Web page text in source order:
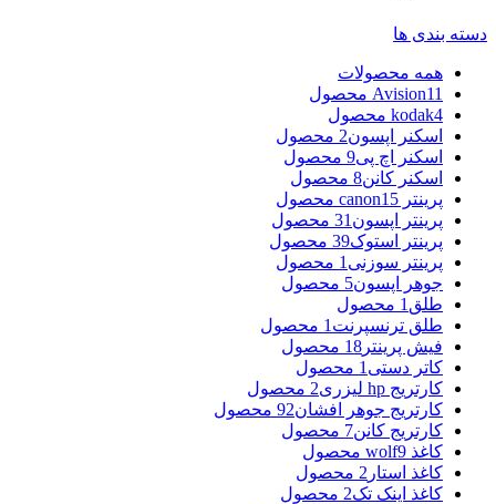
دسته بندی ها
همه محصولات
Avision11 محصول
kodak4 محصول
اسکنر اپسون2 محصول
اسکنر اچ پی9 محصول
اسکنر کانن8 محصول
پرینتر canon 15 محصول
پرینتر اپسون 31 محصول
پرینتر استوک39 محصول
پرینتر سوزنی 1 محصول
جوهر اپسون5 محصول
طلق 1 محصول
طلق ترنسپرنت 1 محصول
فیش پرینتر 18 محصول
کاتر دستی 1 محصول
کارتریج hp لیزری
2 محصول
کارتریج جوهر افشان92 محصول
کارتریج کانن7 محصول
کاغذ wolf 9 محصول
کاغذ استار 2 محصول
کاغذ اینک تک2 محصول